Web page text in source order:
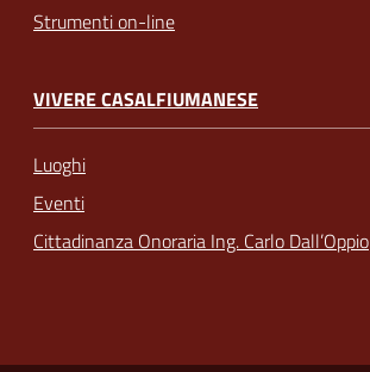
Strumenti on-line
VIVERE CASALFIUMANESE
Luoghi
Eventi
Cittadinanza Onoraria Ing. Carlo Dall’Oppio